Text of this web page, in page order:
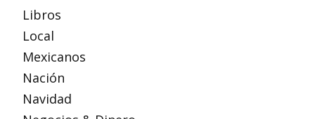
Libros
Local
Mexicanos
Nación
Navidad